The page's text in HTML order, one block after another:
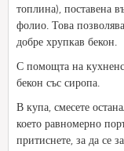
топлина), поставена
фолио. Това
добре хрупкав бекон.
С помощта на
бекон със сиропа.
В купа, смесете
което равномерно
притиснете, за да се